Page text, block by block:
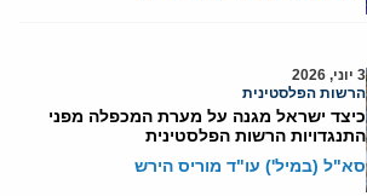
3 יוני, 2026
הרשות הפלסטינית
כיצד ישראל מגנה על מערת המכפלה מפני
התנגדויות הרשות הפלסטינית
סא"ל (במיל') עו"ד מוריס הירש